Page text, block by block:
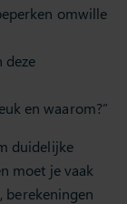
omwille
deze
en waarom?”
duidelijke
moet je vaak
berekeningen